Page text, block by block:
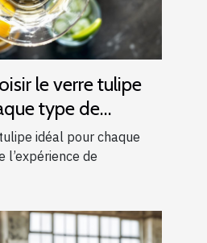
le verre tulipe
type de
idéal pour chaque
l’expérience de